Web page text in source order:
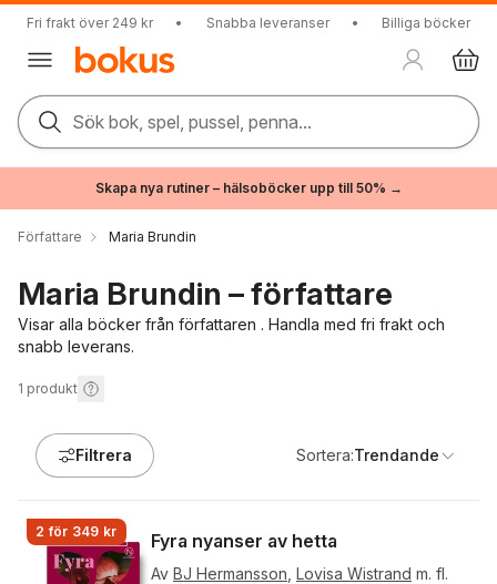
Fri frakt över 249 kr • Snabba leveranser • Billiga böcker
Sök bok, spel, pussel, penna...
Skapa nya rutiner – hälsoböcker upp till 50% →
Författare Maria Brundin
Maria Brundin – författare
Visar alla böcker från författaren . Handla med fri frakt och
snabb leverans.
1 produkt
Filtrera Sortera:Trendande
2 för 349 kr Fyra nyanser av hetta
Av BJ Hermansson Lovisa Wistrand m. fl.